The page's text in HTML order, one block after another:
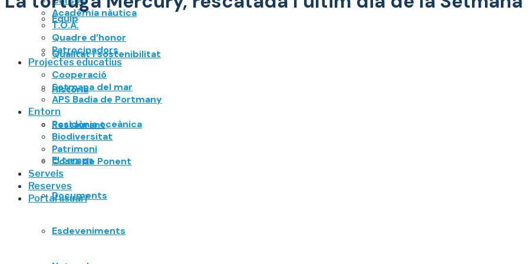
Acadèmia nàutica
T.O.A.
Quadre d’honor
Patrocinadors
Projectes educatius
Cooperació
Setmana del mar
APS Badia de Portmany
Entorn
Posidònia oceànica
Biodiversitat
Patrimoni
Costa de Ponent
Serveis
Reserves
Portal usuari
Equip
Qualitat i sostenibilitat
Història
Restaurant
El temps
Documents
Esdeveniments